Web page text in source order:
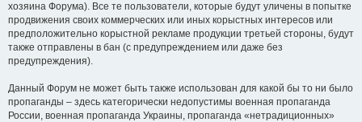
хозяина Форума). Все те пользователи, которые будут уличены в попытке
продвижения своих коммерческих или иных корыстных интересов или
предположительно корыстной рекламе продукции третьей стороны, будут
также отправлены в бан (с предупреждением или даже без
предупреждения).
Данный Форум не может быть также использован для какой бы то ни было
пропаганды – здесь категорически недопустимы военная пропаганда
России, военная пропаганда Украины, пропаганда «нетрадиционных»